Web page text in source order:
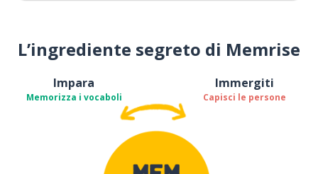
L’ingrediente segreto di Memrise
Impara
Memorizza i vocaboli
Immergiti
Capisci le persone